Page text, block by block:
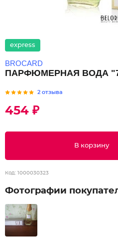
express
BROCARD
ПАРФЮМЕРНАЯ ВОДА
2 отзыва
454 ₽
В корзину
Код: 1000030323
Фотографии